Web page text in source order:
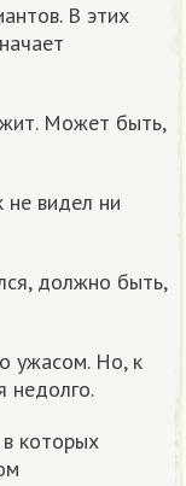
В этих
Может быть,
не видел ни
должно быть,
ужасом. Но, к
недолго.
которых